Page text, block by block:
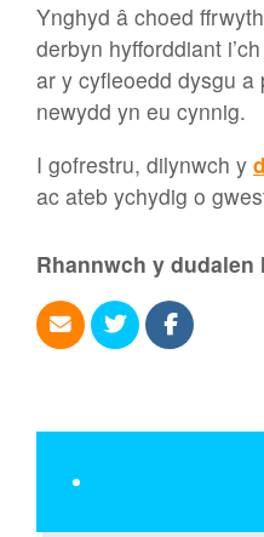
Ynghyd â choed
derbyn hyfforddiant
ar y cyfleoedd dysgu
newydd yn eu cynnig.
I gofrestru, dilynwch y
ac ateb ychydig o
Rhannwch y dudalen